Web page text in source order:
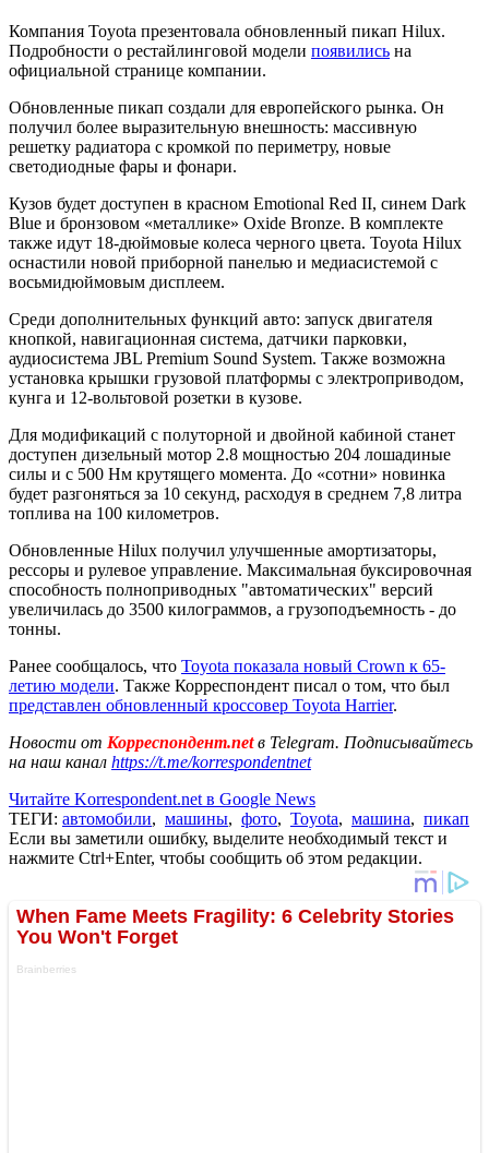
Компания Toyota презентовала обновленный пикап Hilux.
Подробности о рестайлинговой модели появились на
официальной странице компании.
Обновленные пикап создали для европейского рынка. Он
получил более выразительную внешность: массивную
решетку радиатора с кромкой по периметру, новые
светодиодные фары и фонари.
Кузов будет доступен в красном Emotional Red II, синем Dark
Blue и бронзовом «металлике» Oxide Bronze. В комплекте
также идут 18-дюймовые колеса черного цвета. Toyota Hilux
оснастили новой приборной панелью и медиасистемой с
восьмидюймовым дисплеем.
Среди дополнительных функций авто: запуск двигателя
кнопкой, навигационная система, датчики парковки,
аудиосистема JBL Premium Sound System. Также возможна
установка крышки грузовой платформы с электроприводом,
кунга и 12-вольтовой розетки в кузове.
Для модификаций с полуторной и двойной кабиной станет
доступен дизельный мотор 2.8 мощностью 204 лошадиные
силы и с 500 Нм крутящего момента. До «сотни» новинка
будет разгоняться за 10 секунд, расходуя в среднем 7,8 литра
топлива на 100 километров.
Обновленные Hilux получил улучшенные амортизаторы,
рессоры и рулевое управление. Максимальная буксировочная
способность полноприводных "автоматических" версий
увеличилась до 3500 килограммов, а грузоподъемность - до
тонны.
Ранее сообщалось, что Toyota показала новый Crown к 65-
летию модели. Также Корреспондент писал о том, что был
представлен обновленный кроссовер Toyota Harrier.
Новости от Корреспондент.netв Telegram. Подписывайтесь
на наш канал https://t.me/korrespondentnet
Читайте Korrespondent.net в Google News
ТЕГИ: автомобили, машины, фото, Toyota, машина, пикап
Если вы заметили ошибку, выделите необходимый текст и
нажмите Ctrl+Enter, чтобы сообщить об этом редакции.